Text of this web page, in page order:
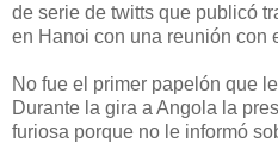
de serie de twitts que publicó
en Hanoi con una reunión con
No fue el primer papelón que
Durante la gira a Angola la
furiosa porque no le informó